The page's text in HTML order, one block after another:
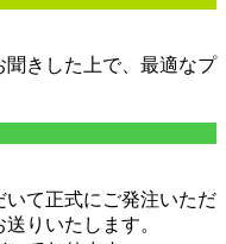
きした上で、最適なプ
いて正式にご発注いただ
りいたします。